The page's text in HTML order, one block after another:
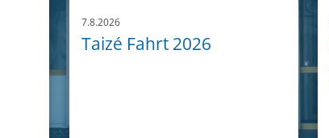
7.8.2026
Taizé Fahrt 2026